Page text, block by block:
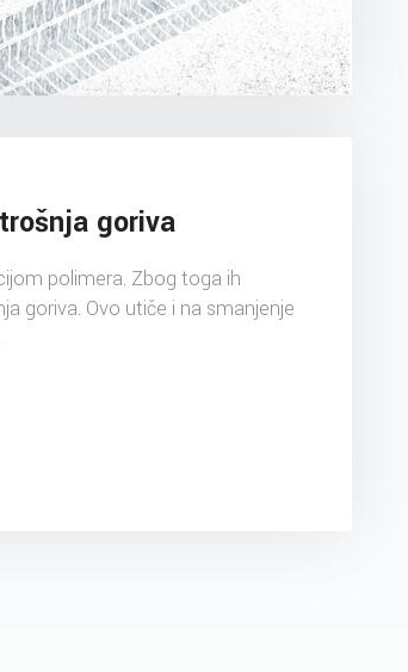
goriva
polimera. Zbog toga ih
goriva. Ovo utiče i na smanjenje